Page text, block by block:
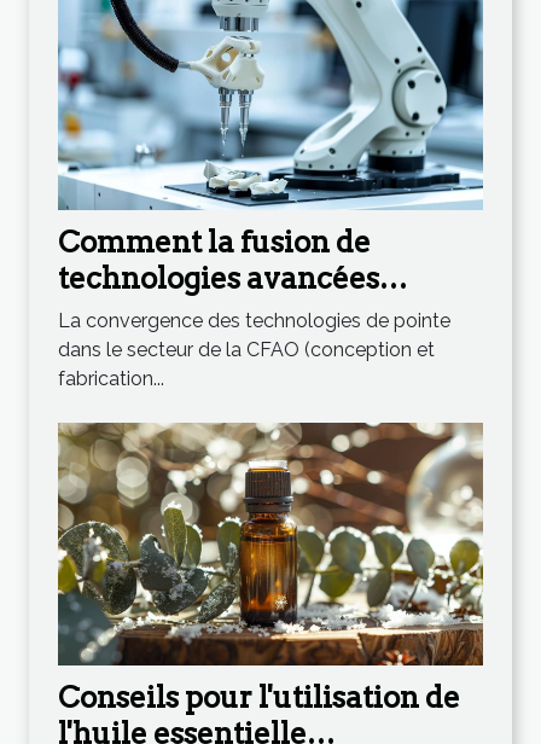
Comment la fusion de
technologies avancées
révolutionne la CFAO en
orthopédie et podologie
La convergence des technologies de pointe
dans le secteur de la CFAO (conception et
fabrication...
Conseils pour l'utilisation de
l'huile essentielle